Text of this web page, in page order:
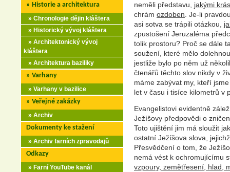
» Historie a architektura
» Chronologie dějin kláštera
» Historický vývoj kláštera
» Architektonický vývoj
kláštera
» Architektura baziliky
» Varhany
» Varhany v bazilice
» Veřejné zakázky
» Archiv
Dokumenty ke stažení
» Archiv farních zpravodajů
Odkazy
» Farní YouTube kanál
neměli představu, jakými
chrám ozdoben. Je-li
asi sotva se trápili otázkou,
zpustošení Jeruzaléma
tolik prostoru? Proč se dále
soužení, které mělo
jestliže bylo po něm už
čtenářů těchto slov nikdy v
máme zabývat my, kteří
let v času i tisíce kilometrů v
Evangelistovi evidentně
Ježíšovy předpovědi o
Toto ujištění jim má sloužit
ostatní Ježíšova slova,
Přesvědčení o tom, že
nemá vést k ochromujícímu
vzpoury, zemětřesení, hlad,